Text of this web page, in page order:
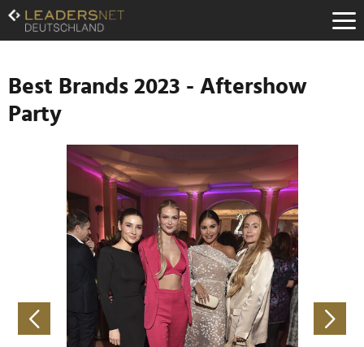
Zum
Inhalt
Zur
Navigation
Zur
Hauptnavigation
Best Brands 2023 - Aftershow
Party